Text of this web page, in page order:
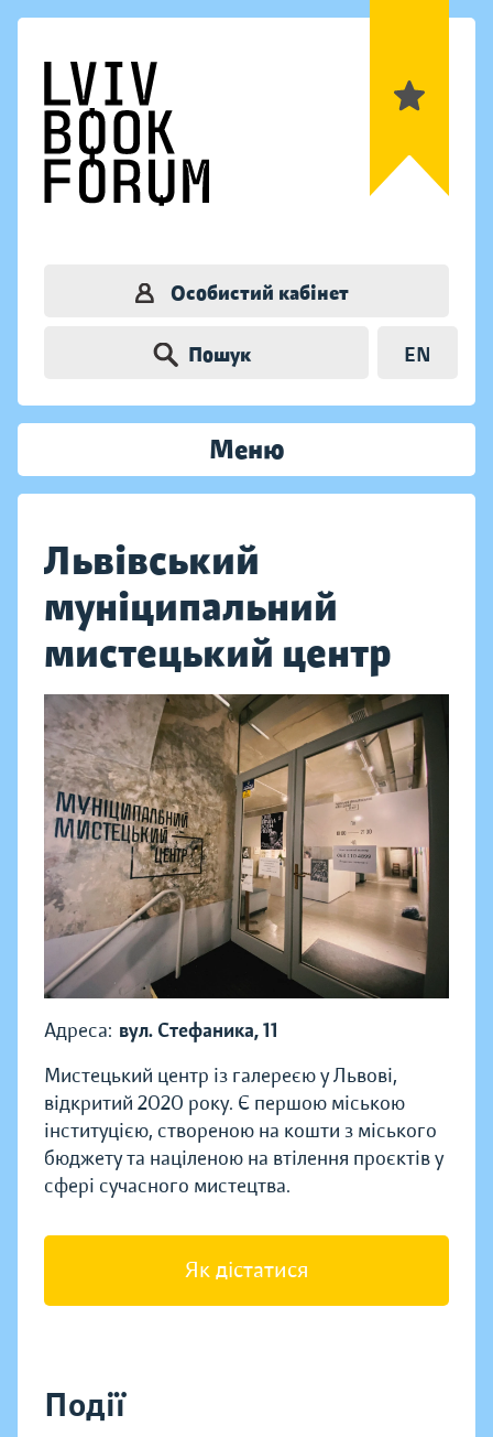
Особистий кабінет
Пошук EN
Меню
Львівський
муніципальний
мистецький центр
Адреса: вул. Стефаника, 11
Мистецький центр із галереєю у Львові,
відкритий 2020 року. Є першою міською
інституцією, створеною на кошти з міського
бюджету та націленою на втілення проєктів у
сфері сучасного мистецтва.
Як дістатися
Події